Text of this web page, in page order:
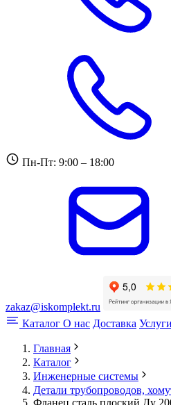
Пн-Пт: 9:00 – 18:00
zakaz@iskomplekt.ru
Каталог О нас Доставка Услуги
Главная
Каталог
Инженерные системы
Детали трубопроводов,
Фланец сталь плоский Ду